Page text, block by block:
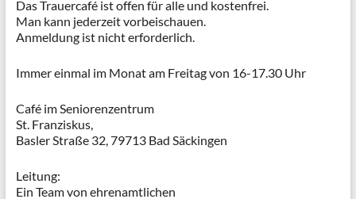
Das Trauercafé ist offen für alle und kostenfrei.
Man kann jederzeit vorbeischauen.
Anmeldung ist nicht erforderlich.
Immer einmal im Monat am Freitag von 16-17.30 Uhr
Café im Seniorenzentrum
St. Franziskus,
Basler Straße 32, 79713 Bad Säckingen
Leitung:
Ein Team von ehrenamtlichen